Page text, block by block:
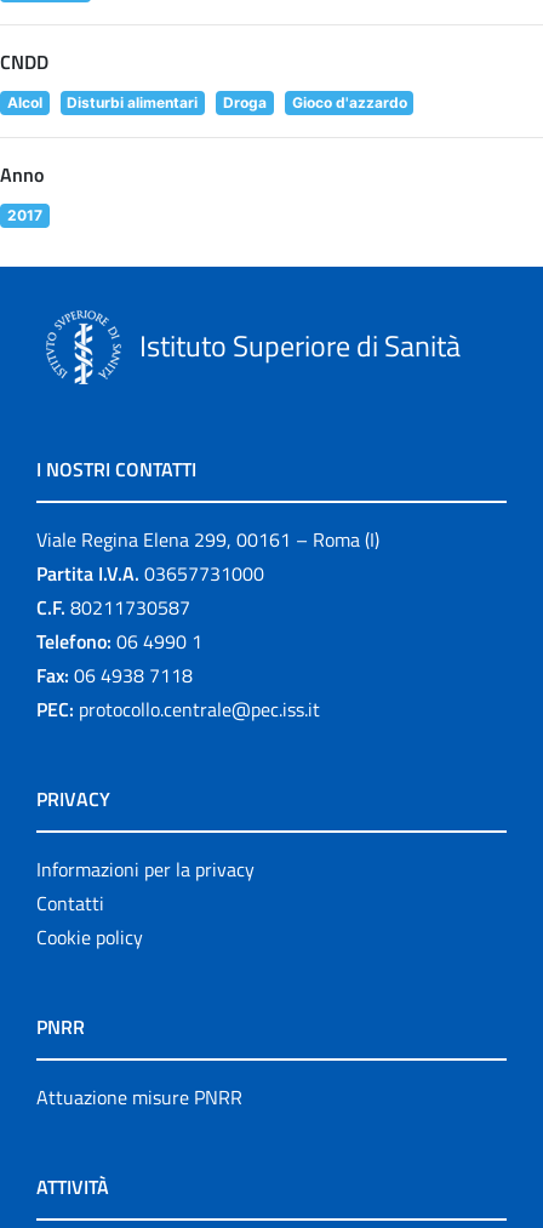
CNDD
Alcol Disturbi alimentari Droga Gioco d'azzardo
Anno
2017
Istituto Superiore di Sanità
I NOSTRI CONTATTI
Viale Regina Elena 299, 00161 – Roma (I)
Partita I.V.A. 03657731000
C.F. 80211730587
Telefono: 06 4990 1
Fax: 06 4938 7118
PEC: protocollo.centrale@pec.iss.it
PRIVACY
Informazioni per la privacy
Contatti
Cookie policy
PNRR
Attuazione misure PNRR
ATTIVITÀ